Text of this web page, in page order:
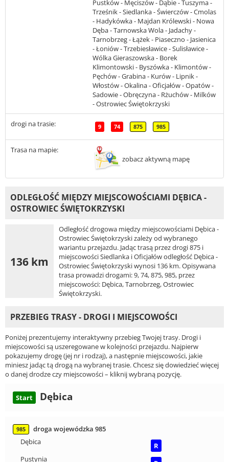
Pustków - Męciszów - Dąbie - Tuszyma -
Trześnik - Siedlanka - Świerczów - Cmolas
- Hadykówka - Majdan Królewski - Nowa
Dęba - Tarnowska Wola - Jadachy -
Tarnobrzeg - Łążek - Piaseczno - Jasienica
- Łoniów - Trzebiesławice - Sulisławice -
Wólka Gieraszowska - Borek
Klimontowski - Byszówka - Klimontów -
Pęchów - Grabina - Kurów - Lipnik -
Włostów - Okalina - Oficjałów - Opatów -
Sadowie - Obręczyna - Rżuchów - Milków
- Ostrowiec Świętokrzyski
drogi na trasie: 9 74 875 985
Trasa na mapie:
zobacz aktywną mapę
ODLEGŁOŚĆ MIĘDZY MIEJSCOWOŚCIAMI DĘBICA -
OSTROWIEC ŚWIĘTOKRZYSKI
136 km
Odległość drogowa między miejscowościami Dębica -
Ostrowiec Świętokrzyski zależy od wybranego
wariantu przejazdu. Jadąc trasą przez drogi 875 i
miejscowości Siedlanka i Oficjałów odległość Dębica -
Ostrowiec Świętokrzyski wynosi 136 km. Opisywana
trasa prowadzi drogami: 9, 74, 875, 985, przez
miejscowości: Dębica, Tarnobrzeg, Ostrowiec
Świętokrzyski.
PRZEBIEG TRASY - DROGI I MIEJSCOWOŚCI
Poniżej prezentujemy interaktywny przebieg Twojej trasy. Drogi i
miejscowości są uszeregowane w kolejności przejazdu. Najpierw
pokazujemy drogę (jej nr i rodzaj), a następnie miejscowości, jakie
miniesz jadąc tą drogą na wybranej trasie. Chcesz się dowiedzieć więcej
o danej drodze czy miejscowości – kliknij wybraną pozycję.
Start Dębica
985
droga wojewódzka 985
Dębica
R
Pustynia